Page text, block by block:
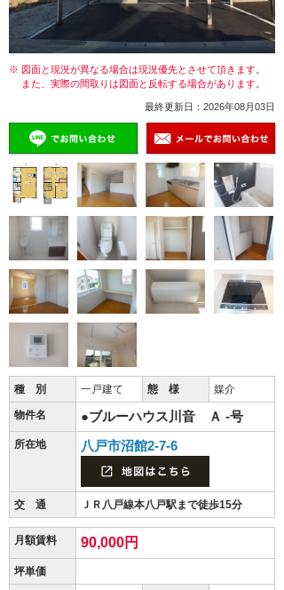
※ 図面と現況が異なる場合は現況優先とさせて頂きます。
また、実際の間取りは図面と反転する場合があります。
最終更新日：2026年08月03日
種 別 一戸建て 態 様 媒介
物件名 ●ブルーハウス川音 Ａ -号
所在地 八戸市沼館2-7-6
交 通 ＪＲ八戸線本八戸駅まで徒歩15分
月額賃料 90,000円
坪単価